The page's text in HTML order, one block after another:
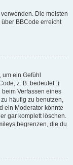
Die meisten
BBCode erreicht
ein Gefühl
z. B. bedeutet :)
Verfassen eines
häufig zu benutzen,
ein Moderator könnte
gar komplett löschen.
begrenzen, die du